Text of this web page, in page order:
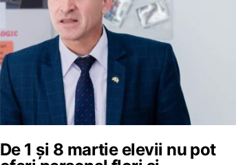
De 1 și 8 martie elevii nu pot